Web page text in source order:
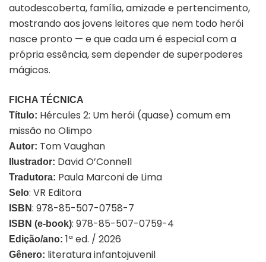
autodescoberta, família, amizade e pertencimento,
mostrando aos jovens leitores que nem todo herói
nasce pronto — e que cada um é especial com a
própria essência, sem depender de superpoderes
mágicos.
FICHA TÉCNICA
Título: Hércules 2: Um herói (quase) comum em
missão no Olimpo
Autor: Tom Vaughan
Ilustrador: David O’Connell
Tradutora: Paula Marconi de Lima
Selo: VR Editora
ISBN: 978-85-507-0758-7
ISBN (e-book): 978-85-507-0759-4
Edição/ano: 1ª ed. / 2026
Gênero: literatura infantojuvenil